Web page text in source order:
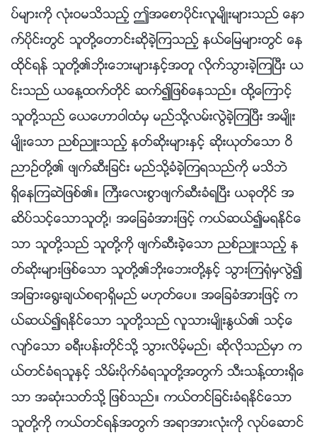
ပ္မ်ားကို လုံးဝမသိသည့္ ဤအေစာပိုင္းလူမ်ိဳးမ်ားသည္ ေနာ
က္ပိုင္းတြင္ သူတို႔ေတာင္းဆိုခဲ့ၾကသည့္ နယ္ေျမမ်ားတြင္ ေန
ထိုင္ရန္ သူတို႔၏ဘိုးေဘးမ်ားႏွင့္အတူ လိုက္သြားခဲ့ၾကၿပီး ယ
င္းသည္ ယေန႔ထက္တိုင္ ဆက္၍ျဖစ္ေနသည္။ ထို႔ေၾကာင့္
သူတို႔သည္ ေယေဟာဝါထံမွ မည္သို႔လမ္းလြဲခဲ့ၾကၿပီး အမ်ိဳး
မ်ိဳးေသာ ညစ္ညဴးသည့္ နတ္ဆိုးမ်ားႏွင့္ ဆိုးယုတ္ေသာ ဝိ
ညာဥ္တို႔၏ ဖ်က္ဆီးျခင္း မည္သို႔ခံခဲ့ၾကရသည္ကို မသိဘဲ
ရွိေနၾကဆဲျဖစ္၏။ ႀကီးေလးစြာဖ်က္ဆီးခံရၿပီး ယခုတိုင္ အ
ဆိပ္သင့္ေသာသူတို႔၊ အေျခခံအားျဖင့္ ကယ္ဆယ္၍မရႏိုင္ေ
သာ သူတို႔သည္ သူတို႔ကို ဖ်က္ဆီးခဲ့ေသာ ညစ္ညဴးသည့္ န
တ္ဆိုးမ်ားျဖစ္ေသာ သူတို႔၏ဘိုးေဘးတို႔ႏွင့္ သြားၾက႐ုံမွလြဲ၍
အျခားေ႐ြးခ်ယ္စရာရွိမည္ မဟုတ္ေပ။ အေျခခံအားျဖင့္ က
ယ္ဆယ္၍ရႏိုင္ေသာ သူတို႔သည္ လူသားမ်ိဳးႏြယ္၏ သင့္ေ
လ်ာ္ေသာ ခရီးပန္းတိုင္သို႔ သြားလိမ့္မည္၊ ဆိုလိုသည္မွာ က
ယ္တင္ခံရသူႏွင့္ သိမ္းပိုက္ခံရသူတို႔အတြက္ သီးသန္႔ထားရွိေ
သာ အဆုံးသတ္သို႔ ျဖစ္သည္။ ကယ္တင္ျခင္းခံရႏိုင္ေသာ
သူတို႔ကို ကယ္တင္ရန္အတြက္ အရာအားလုံးကို လုပ္ေဆာင္